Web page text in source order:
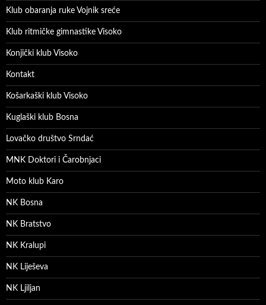
Klub obaranja ruke Vojnik sreće
Klub ritmičke gimnastike Visoko
Konjički klub Visoko
Kontakt
Košarkaški klub Visoko
Kuglaški klub Bosna
Lovačko društvo Srndać
MNK Doktori i Čarobnjaci
Moto klub Karo
NK Bosna
NK Bratstvo
NK Kralupi
NK Liješeva
NK Ljiljan